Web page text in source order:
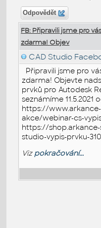
Odpovědět
FB: Připravili jsme pro
zdarma! Objev
CAD Studio
Připravili jsme pro
zdarma! Objevte
prvků pro Autodesk
seznámíme 11.5.2021
https://
akce/webinar-cs-
https://
studio-vypis-prvku-
Viz pokračování...